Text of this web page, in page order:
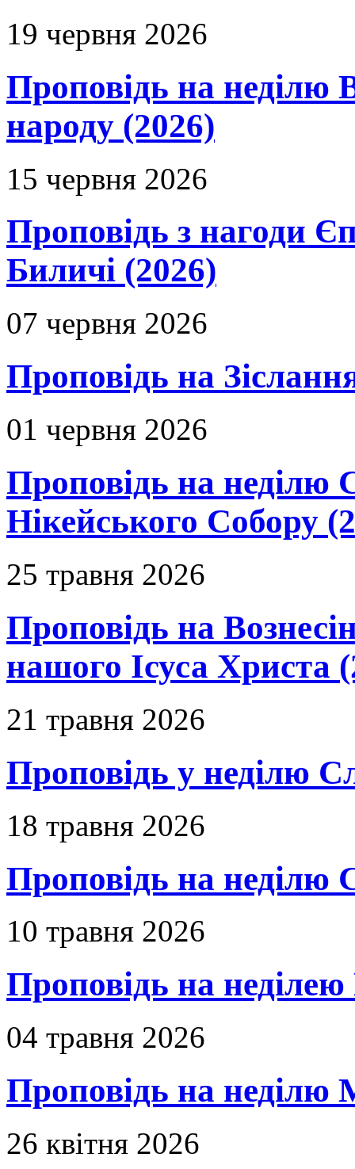
19 червня 2026
Проповідь на неділю
народу (2026)
15 червня 2026
Проповідь з нагоди
Биличі (2026)
07 червня 2026
Проповідь на
01 червня 2026
Проповідь на неділю
Нікейського Собору
25 травня 2026
Проповідь на
нашого Ісуса Христа
21 травня 2026
Проповідь у неділю
18 травня 2026
Проповідь на неділю
10 травня 2026
Проповідь на неділею
04 травня 2026
Проповідь на неділю
26 квітня 2026